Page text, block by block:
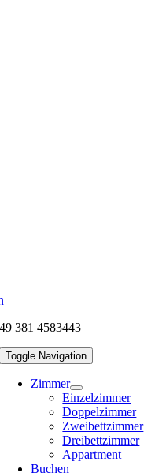
381 4583443
Toggle Navigation
Zimmer
Einzelzimmer
Doppelzimmer
Zweibettzimmer
Dreibettzimmer
Appartment
Buchen